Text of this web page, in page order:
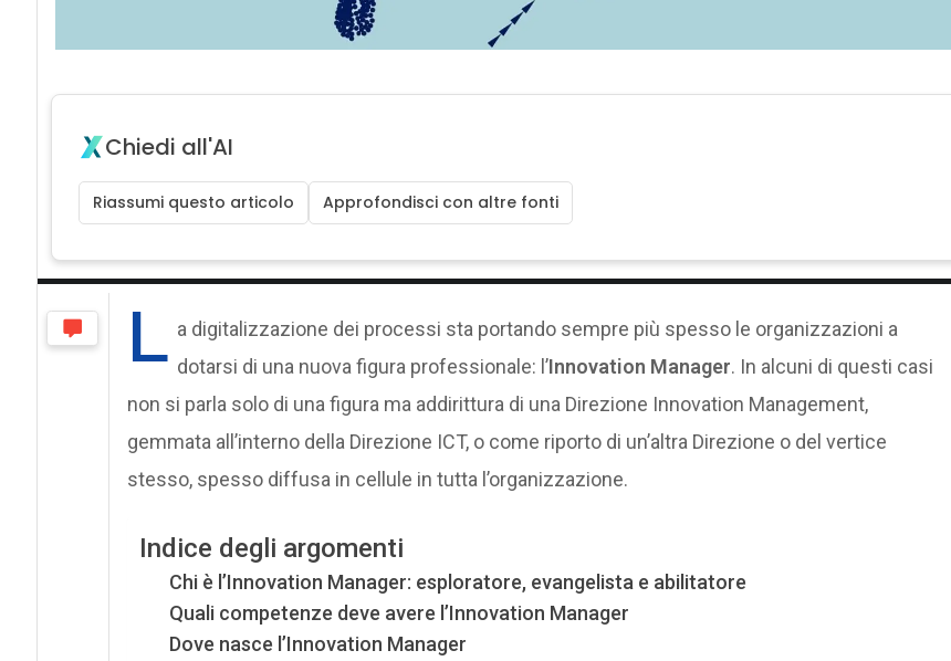
Chiedi all'AI
Riassumi questo articolo Approfondisci con altre fonti
L a digitalizzazione dei processi sta portando sempre più spesso le organizzazioni a
dotarsi di una nuova figura professionale: l’Innovation Manager. In alcuni di questi casi
non si parla solo di una figura ma addirittura di una Direzione Innovation Management,
gemmata all’interno della Direzione ICT, o come riporto di un’altra Direzione o del vertice
stesso, spesso diffusa in cellule in tutta l’organizzazione.
Indice degli argomenti
Chi è l’Innovation Manager: esploratore, evangelista e abilitatore
Quali competenze deve avere l’Innovation Manager
Dove nasce l’Innovation Manager